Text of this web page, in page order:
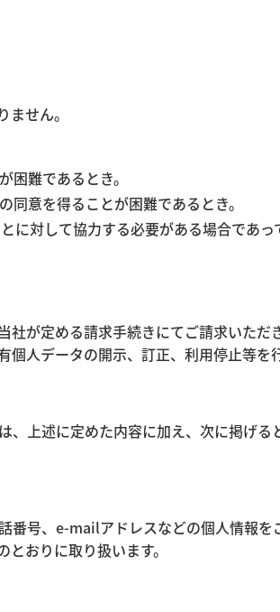
せん。
難であるとき。
意を得ることが困難であるとき。
に対して協力する必要がある場合であっ
社が定める請求手続きにてご請求いただ
人データの開示、訂正、利用停止等を
、上述に定めた内容に加え、次に掲げる
番号、e-mailアドレスなどの個人情報を
おりに取り扱います。